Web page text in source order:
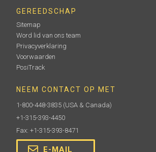
Riemclip
Riemclip voor PosiTector testlichaam
GEREEDSCHAP
Sitemap
Word lid van ons team
Privacyverklaring
Voorwaarden
PosiTrack
NEEM CONTACT OP MET
1-800-448-3835 (USA & Canada)
+1-315-393-4450
Fax: +1-315-393-8471
E-MAIL